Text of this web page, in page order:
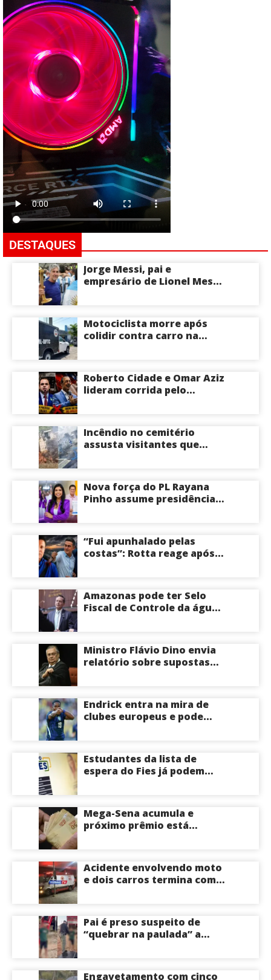
DESTAQUES
Jorge Messi, pai e
empresário de Lionel Messi,
Motociclista morre após
colidir contra carro na
Roberto Cidade e Omar Aziz
lideram corrida pelo
Incêndio no cemitério
assusta visitantes que
Nova força do PL Rayana
Pinho assume presidência
como nome competitivo
para a ALEAM
“Fui apunhalado pelas
costas”: Rotta reage após
o Senado pelo Amazonas;
veja
Amazonas pode ter Selo
Fiscal de Controle da água
Ministro Flávio Dino envia
relatório sobre supostas
Endrick entra na mira de
clubes europeus e pode
Estudantes da lista de
espera do Fies já podem
Mega-Sena acumula e
próximo prêmio está
Acidente envolvendo moto
e dois carros termina com
Pai é preso suspeito de
“quebrar na paulada” a
Itacoatiara: “batia para
Engavetamento com cinco